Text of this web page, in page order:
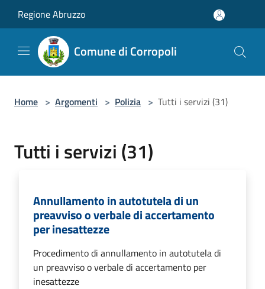
Regione Abruzzo
Comune di Corropoli
Home > Argomenti > Polizia > Tutti i servizi (31)
Tutti i servizi (31)
Annullamento in autotutela di un
preavviso o verbale di accertamento
per inesattezze
Procedimento di annullamento in autotutela di
un preavviso o verbale di accertamento per
inesattezze